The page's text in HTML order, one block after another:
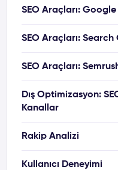
SEO Araçları:
SEO Araçları: Search
SEO Araçları:
Dış Optimizasyon:
Kanallar
Rakip Analizi
Kullanıcı Deneyimi